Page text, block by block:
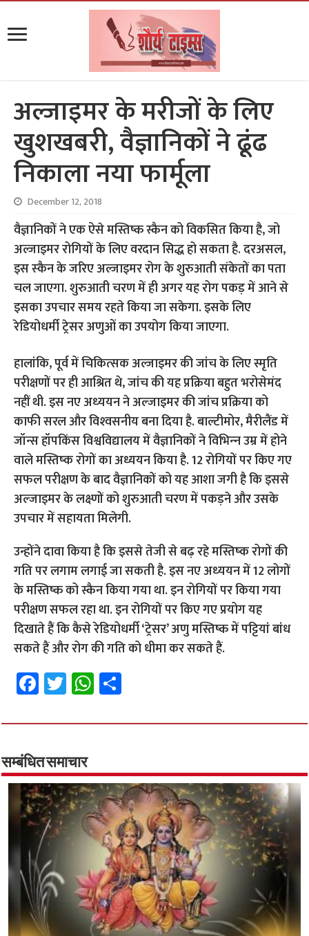
अल्जाइमर के मरीजों के लिए
खुशखबरी, वैज्ञानिकों ने ढूंढ
निकाला नया फार्मूला
December 12, 2018
वैज्ञानिकों ने एक ऐसे मस्तिष्क स्कैन को विकसित किया है, जो
अल्जाइमर रोगियों के लिए वरदान सिद्ध हो सकता है. दरअसल,
इस स्‍कैन के जरिए अल्जाइमर रोग के शुरुआती संकेतों का पता
चल जाएगा. शुरुआती चरण में ही अगर यह रोग पकड़ में आने से
इसका उपचार समय रहते किया जा सकेगा. इसके लिए
रेडियोधर्मी ट्रेसर अणुओं का उपयोग किया जाएगा.
हालांकि, पूर्व में चिकित्‍सक अल्जाइमर की जांच के लिए स्मृति
परीक्षणों पर ही आश्रित थे, जांच की यह प्रक्रिया बहुत भरोसेमंद
नहीं थी. इस नए अध्‍ययन ने अल्‍जाइमर की जांच प्रक्रिया को
काफी सरल और विश्‍वसनीय बना दिया है. बाल्टीमोर, मैरीलैंड में
जॉन्स हॉपकिंस विश्वविद्यालय में वैज्ञानिकों ने विभिन्‍न उम्र में होने
वाले मस्तिष्‍क रोगों का अध्ययन किया है. 12 रोगियों पर किए गए
सफल परीक्षण के बाद वैज्ञानिकों को यह आशा जगी है कि इससे
अल्‍जाइमर के लक्ष्‍णों को शुरुआती चरण में पकड़ने और उसके
उपचार में सहायता मिलेगी.
उन्होंने दावा किया है कि इससे तेजी से बढ़ रहे मस्तिष्‍क रोगों की
गति पर लगाम लगाई जा सकती है. इस नए अध्‍ययन में 12 लोगों
के मस्तिष्क को स्कैन किया गया था. इन रोगियों पर किया गया
परीक्षण सफल रहा था. इन रोगियों पर किए गए प्रयोग यह
दिखाते हैं कि कैसे रेडियोधर्मी ‘ट्रेसर’ अणु मस्तिष्क में पट्टियां बांध
सकते हैं और रोग की गति को धीमा कर सकते हैं.
Fa
ce
b
o
o
k
T
wi
tt
er
W
h
at
p
p
ar
सम्बंधित समाचार